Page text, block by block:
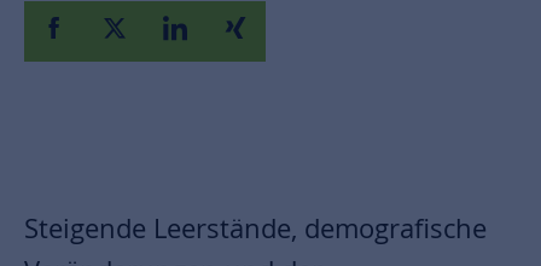
Steigende Leerstände, demografische